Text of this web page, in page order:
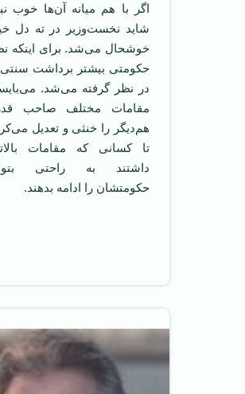
اگر با هم میانه آن‌ها خوب
شاید نخست‌وزیر در ته دل
خوشحال می‌شد. برای اینکه
حکومتی بیشتر برداشت
در نظر گرفته می‌شد.
مقامات مختلف صاحب
هم‌دیگر را خنثی و تعدیل
تا کسانی که مقامات
داشتند به راحتی
حکومتشان را ادامه بدهند.